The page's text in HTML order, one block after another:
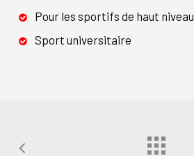
Pour les sportifs de haut niveau
Sport universitaire